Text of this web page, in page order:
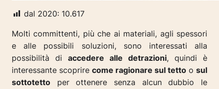
dal 2020: 10.617
Molti committenti, più che ai materiali, agli spessori
e alle possibili soluzioni, sono interessati alla
possibilità di accedere alle detrazioni, quindi è
interessante scoprire come ragionare sul tetto o sul
sottotetto per ottenere senza alcun dubbio le